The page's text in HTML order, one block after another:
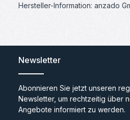
Hersteller-Information: anzado
Newsletter
Abonnieren Sie jetzt unseren
Newsletter, um rechtzeitig über
Angebote informiert zu werden.